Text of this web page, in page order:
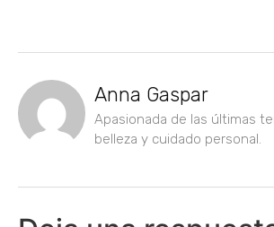
Anna Gaspar
Apasionada de las últimas
belleza y cuidado personal.